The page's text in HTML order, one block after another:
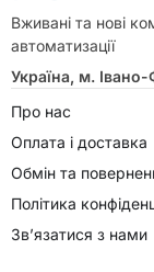
Вживані та нові
автоматизації
Україна, м.
Про нас
Оплата і доставка
Обмін та
Політика
Зв’язатися з нами